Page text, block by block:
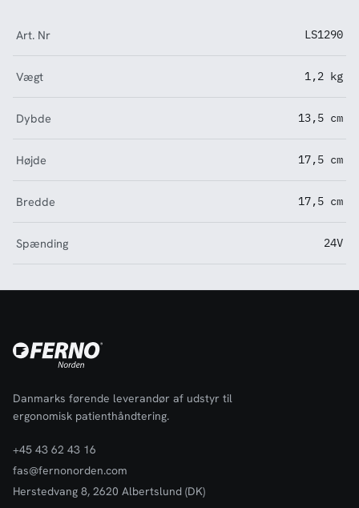
Art. Nr LS1290
Vægt 1,2 kg
Dybde 13,5 cm
Højde 17,5 cm
Bredde 17,5 cm
Spænding 24V
Danmarks førende leverandør af udstyr til
ergonomisk patienthåndtering.
+45 43 62 43 16
fas@fernonorden.com
Herstedvang 8, 2620 Albertslund (DK)